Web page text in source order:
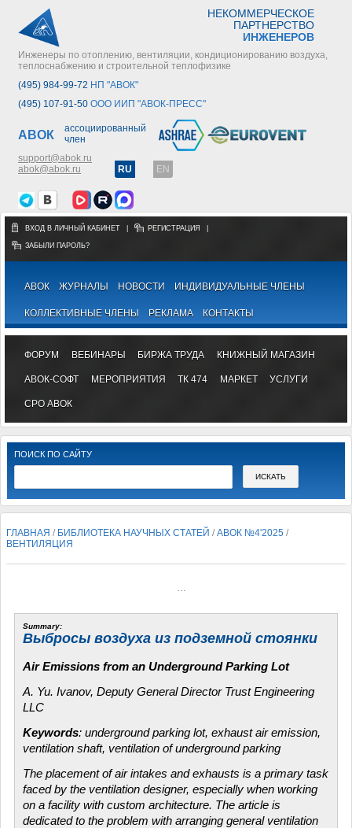
НЕКОММЕРЧЕСКОЕ
ПАРТНЕРСТВО
ИНЖЕНЕРОВ
Инженеры по отоплению, вентиляции, кондиционированию воздуха,
теплоснабжению и строительной теплофизике
(495) 984-99-72 НП "АВОК"
(495) 107-91-50 ООО ИИП "АВОК-ПРЕСС"
АВОК
ассоциированный
член
support@abok.ru
abok@abok.ru
RU EN
ВХОД В ЛИЧНЫЙ КАБИНЕТ РЕГИСТРАЦИЯ
ЗАБЫЛИ ПАРОЛЬ?
АВОК ЖУРНАЛЫ НОВОСТИ ИНДИВИДУАЛЬНЫЕ ЧЛЕНЫ
КОЛЛЕКТИВНЫЕ ЧЛЕНЫ РЕКЛАМА КОНТАКТЫ
ФОРУМ ВЕБИНАРЫ БИРЖА ТРУДА КНИЖНЫЙ МАГАЗИН
АВОК-СОФТ МЕРОПРИЯТИЯ ТК 474 МАРКЕТ УСЛУГИ
СРО АВОК
ПОИСК ПО САЙТУ
ГЛАВНАЯ / БИБЛИОТЕКА НАУЧНЫХ СТАТЕЙ /АВОК №4'2025 /
ВЕНТИЛЯЦИЯ
Summary:
Выбросы воздуха из подземной стоянки
Air Emissions from an Underground Parking Lot
A. Yu. Ivanov, Deputy General Director Trust Engineering
LLC
Keywords: underground parking lot, exhaust air emission,
ventilation shaft, ventilation of underground parking
The placement of air intakes and exhausts is a primary task
faced by the ventilation designer, especially when working
on a facility with custom architecture. The article is
dedicated to the problem with arranging general ventilation